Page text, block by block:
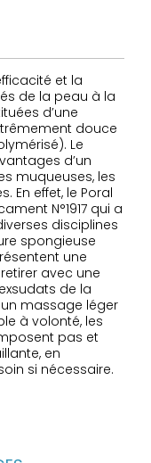
et la
de la peau à la
d’une
douce
Le
d’un
muqueuses, les
En effet, le Poral
N°1917 qui a
disciplines
spongieuse
une
avec une
de la
massage léger
à volonté, les
pas et
en
si nécessaire.